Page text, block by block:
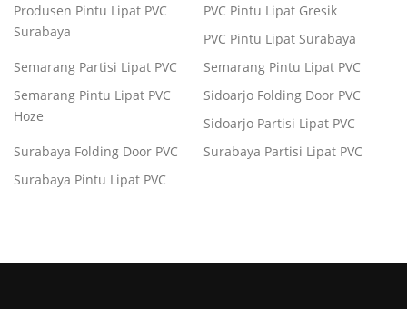
Produsen Pintu Lipat PVC
Surabaya
PVC Pintu Lipat Gresik
PVC Pintu Lipat Surabaya
Semarang Partisi Lipat PVC
Semarang Pintu Lipat PVC
Semarang Pintu Lipat PVC
Hoze
Sidoarjo Folding Door PVC
Sidoarjo Partisi Lipat PVC
Surabaya Folding Door PVC
Surabaya Partisi Lipat PVC
Surabaya Pintu Lipat PVC